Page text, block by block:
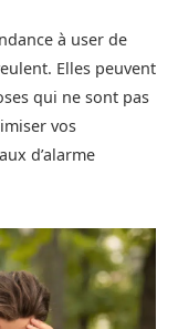
à user de
Elles peuvent
qui ne sont pas
vos
d’alarme